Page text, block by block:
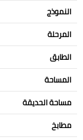
النموذج
المرحلة
الطابق
المساحة
مساحة الحديقة
مطابخ